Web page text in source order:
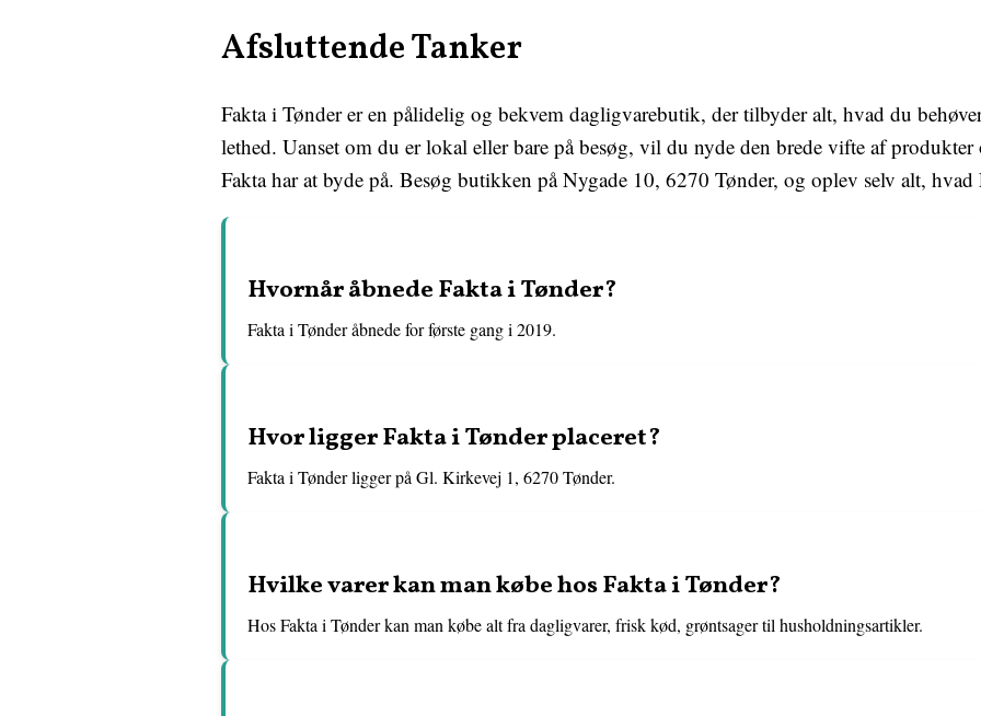
Afsluttende Tanker
Fakta i Tønder er en pålidelig og bekvem dagligvarebutik, der tilbyder alt, hvad du
lethed. Uanset om du er lokal eller bare på besøg, vil du nyde den brede vifte af
Fakta har at byde på. Besøg butikken på Nygade 10, 6270 Tønder, og oplev selv alt, hvad
Hvornår åbnede Fakta i Tønder?
Fakta i Tønder åbnede for første gang i 2019.
Hvor ligger Fakta i Tønder placeret?
Fakta i Tønder ligger på Gl. Kirkevej 1, 6270 Tønder.
Hvilke varer kan man købe hos Fakta i Tønder?
Hos Fakta i Tønder kan man købe alt fra dagligvarer, frisk kød, grøntsager til husholdningsartikler.